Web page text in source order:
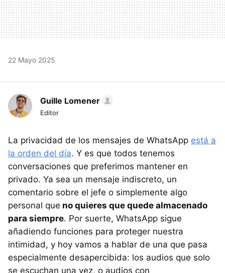
22 Mayo 2025
Guille Lomener
Editor
La privacidad de los mensajes de WhatsApp está a
la orden del día. Y es que todos tenemos
conversaciones que preferimos mantener en
privado. Ya sea un mensaje indiscreto, un
comentario sobre el jefe o simplemente algo
personal que no quieres que quede almacenado
para siempre. Por suerte, WhatsApp sigue
añadiendo funciones para proteger nuestra
intimidad, y hoy vamos a hablar de una que pasa
especialmente desapercibida: los audios que solo
se escuchan una vez, o audios con